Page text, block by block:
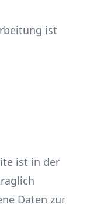
ist
ist in der
Daten zur